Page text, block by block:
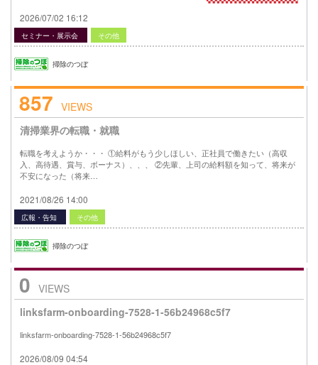
2026/07/02 16:12
セミナー・展示会 その他
掃除のつぼ
857 VIEWS
清掃業界の転職・就職
転職を考えようか・・・ ①給料がもう少しほしい、正社員で働きたい（高収
入、高待遇、賞与、ボーナス）、、、 ②先輩、上司の給料額を知って、将来が
不安になった（将来…
2021/08/26 14:00
広報・告知 その他
掃除のつぼ
0 VIEWS
linksfarm-onboarding-7528-1-56b24968c5f7
linksfarm-onboarding-7528-1-56b24968c5f7
2026/08/09 04:54